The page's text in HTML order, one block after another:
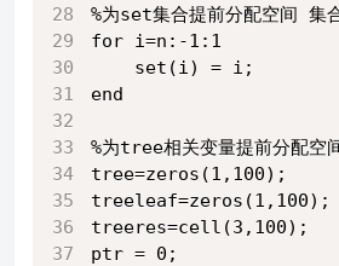
%为set集合提前分配空间 集
for i=n:-1:1
    set(i) = i;
end
%为tree相关变量提前分配空
tree=zeros(1,100);
treeleaf=zeros(1,100);
treeres=cell(3,100);
ptr = 0;